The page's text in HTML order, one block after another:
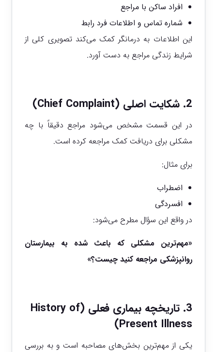
افراد ساکن با مراجع
شماره تماس و اطلاعات فرد رابط
این اطلاعات به درمانگر کمک می‌کند تصویری کلی از
شرایط زندگی مراجع به دست آورد.
2. شکایت اصلی (Chief Complaint)
در این قسمت مشخص می‌شود مراجع دقیقاً با چه
مشکلی برای دریافت کمک مراجعه کرده است.
برای مثال:
اضطراب
افسردگی
در واقع این سؤال مطرح می‌شود:
«مهم‌ترین مشکلی که باعث شده به بیمارستان
روانپزشکی مراجعه کنید چیست؟»
3. تاریخچه بیماری فعلی (History of
Present Illness)
یکی از مهم‌ترین بخش‌های مصاحبه است و به بررسی